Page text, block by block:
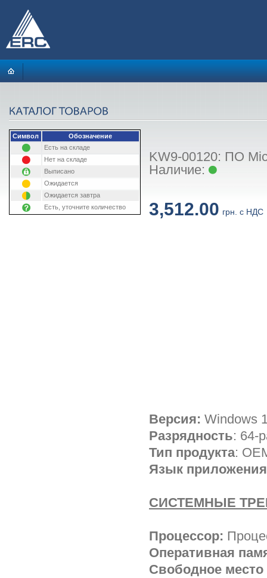
Символ
Обозначение
Есть на складе
Нет на складе
Выписано
Ожидается
Ожидается завтра
Есть, уточните количество
KW9-00120: ПО
Наличие:
3,512.00 грн. с НДС
Версия: Windows
Разрядность: 64-
Тип продукта:
Язык приложения
СИСТЕМНЫЕ
Процессор:
Оперативная
Свободное место